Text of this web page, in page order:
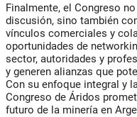
Finalmente, el Congreso
discusión, sino también
vínculos comerciales y
oportunidades de
sector, autoridades y
y generen alianzas que
Con su enfoque integral y
Congreso de Áridos
futuro de la minería en